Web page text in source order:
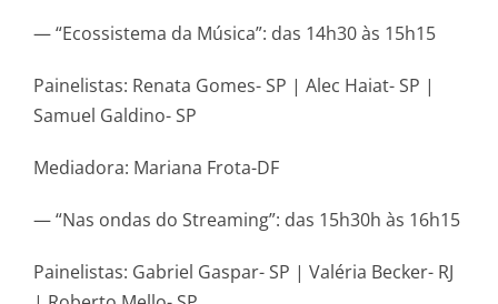
— “Ecossistema da Música”: das 14h30 às 15h15
Painelistas: Renata Gomes- SP | Alec Haiat- SP |
Samuel Galdino- SP
Mediadora: Mariana Frota-DF
— “Nas ondas do Streaming”: das 15h30h às 16h15
Painelistas: Gabriel Gaspar- SP | Valéria Becker- RJ